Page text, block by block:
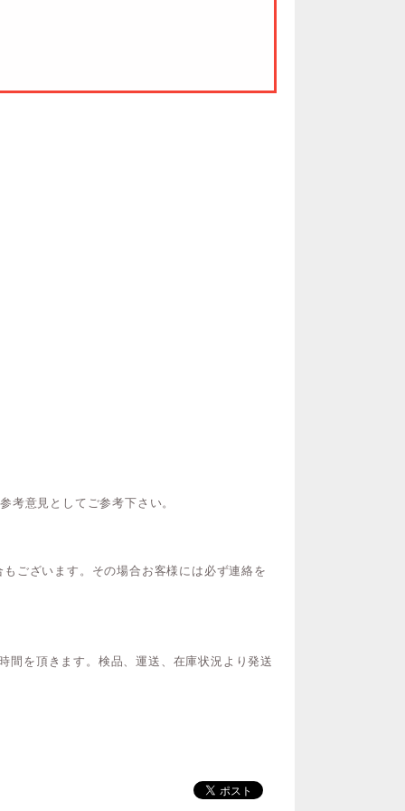
考意見としてご参考下さい。
ございます。その場合お客様には必ず連絡を
間を頂きます。検品、運送、在庫状況より発送